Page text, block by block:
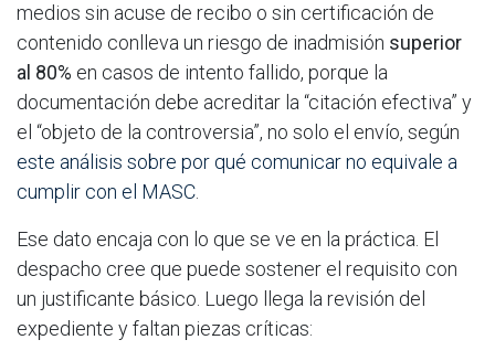
medios sin acuse de recibo o sin certificación de
contenido conlleva un riesgo de inadmisión superior
al 80% en casos de intento fallido, porque la
documentación debe acreditar la “citación efectiva” y
el “objeto de la controversia”, no solo el envío, según
este análisis sobre por qué comunicar no equivale a
cumplir con el MASC.
Ese dato encaja con lo que se ve en la práctica. El
despacho cree que puede sostener el requisito con
un justificante básico. Luego llega la revisión del
expediente y faltan piezas críticas: